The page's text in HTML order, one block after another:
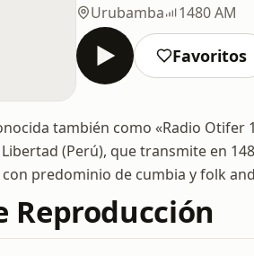
Urubamba
1480 AM
Favoritos
también como «Radio Otifer
Libertad (Perú), que transmite en
predominio de cumbia y folk
Reproducción